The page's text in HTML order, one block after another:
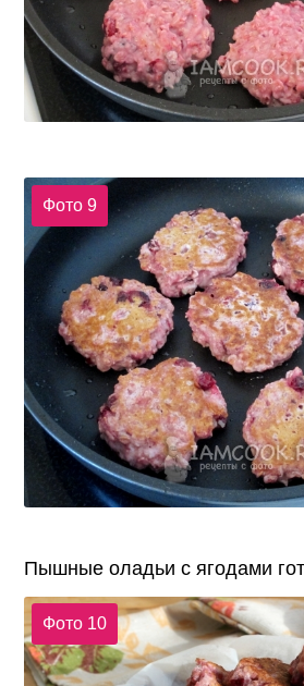
Фото 9
Пышные оладьи с ягодами
Фото 10